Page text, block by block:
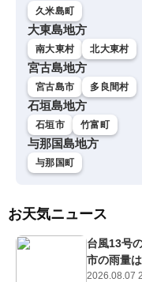
久米島町
大東島地方
南大東村 北大東村
宮古島地方
宮古島市 多良間村
石垣島地方
石垣市 竹富町
与那国島地方
与那国町
お天気ニュース
台風13号
市の雨量
2026.08.07